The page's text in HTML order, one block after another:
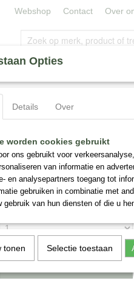
Webshop Contact Over
Parfum De Nature
Rosa Diamonds
€ 15,95 (inclusief btw 9%)
✓Op voorraad
Aantal
Opties
Details Over
worden cookies gebruikt
ons gebruikt voor
van informatie en
en analysepartners toegang tot
gebruiken in combinatie met
gebruik van hun diensten of die u
tonen Selectie toestaan